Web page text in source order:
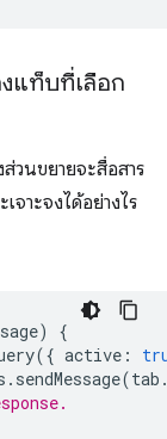
แท็บที่เลือก
วนขยายจะสื่อสาร
าะจงได้อย่างไร
)
{
({ active :
. sendMessage(tab